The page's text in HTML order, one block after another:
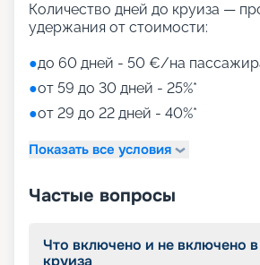
Количество дней до круиза —
удержания от стоимости:
●до 60 дней - 50 €/на
●от 59 до 30 дней - 25%*
●от 29 до 22 дней - 40%*
Показать все условия
Частые вопросы
Что включено и не включено
круиза